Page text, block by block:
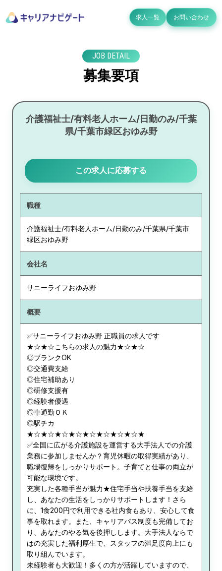
求人一覧 お問い合わせ
JOB DETAIL
募集要項
介護福祉士/有料老人ホーム/日勤のみ/千葉
県/千葉市緑区おゆみ野
この求人に応募する
職種
介護福祉士/有料老人ホーム/日勤のみ/千葉県/千葉市
緑区おゆみ野
会社名
サニーライフおゆみ野
概要
✅サニーライフおゆみ野 正職員の求人です
★☆★☆こちらの求人の魅力★☆★☆
◎ブランクOK
◎交通費支給
◎住宅補助あり
◎研修支援有
◎経験者優遇
◎車通勤ＯＫ
◎駅チカ
★☆★☆★☆★☆★☆★☆★☆★☆★
✅全国に広がる介護施設を運営する大手法人での介護
業務に参加しませんか？育児休暇の取得実績があり、
職場復帰をしっかりサポート。子育てと仕事の両立が
可能な環境です。
充実した各種手当が魅力★住宅手当や扶養手当を支給
し、あなたの生活をしっかりサポートします！さら
に、1食200円で利用できる社内食もあり、安心して食
事を取れます。また、キャリアパス制度も完備してお
り、あなたのやる気を後押しします。大手法人ならで
はの充実した福利厚生で、スタッフの満足度向上にも
取り組んでいます。
未経験者も大歓迎！多くの方が活躍していますので、